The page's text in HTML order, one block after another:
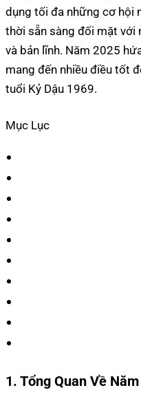
dụng tối đa những cơ hội
thời sẵn sàng đối mặt với
và bản lĩnh. Năm 2025
mang đến nhiều điều tốt
tuổi Kỷ Dậu 1969.
Mục Lục
1. Tổng Quan Về